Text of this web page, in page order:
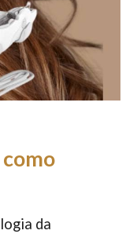
como
da